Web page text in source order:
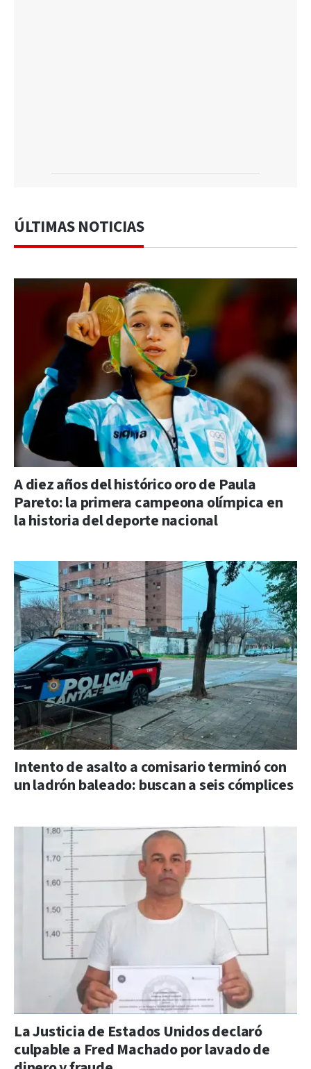
ÚLTIMAS NOTICIAS
A diez años del histórico oro de Paula
Pareto: la primera campeona olímpica en
la historia del deporte nacional
Intento de asalto a comisario terminó con
un ladrón baleado: buscan a seis cómplices
La Justicia de Estados Unidos declaró
culpable a Fred Machado por lavado de